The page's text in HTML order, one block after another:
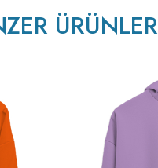
v233.25
ÜRÜNLER